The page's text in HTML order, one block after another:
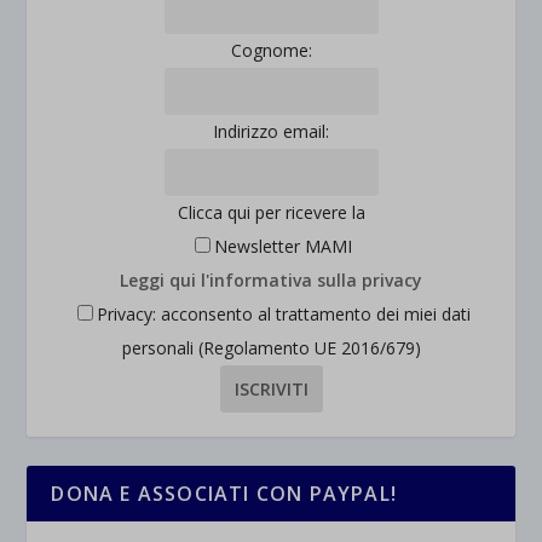
Cognome:
Indirizzo email:
Clicca qui per ricevere la
Newsletter MAMI
Leggi qui l'informativa sulla privacy
Privacy: acconsento al trattamento dei miei dati
personali (Regolamento UE 2016/679)
DONA E ASSOCIATI CON PAYPAL!